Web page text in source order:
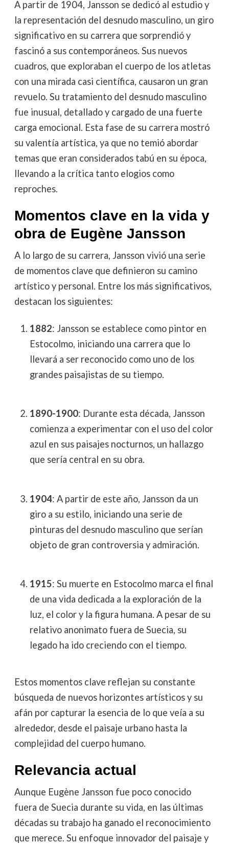
A partir de 1904, Jansson se dedicó al estudio y
la representación del desnudo masculino, un giro
significativo en su carrera que sorprendió y
fascinó a sus contemporáneos. Sus nuevos
cuadros, que exploraban el cuerpo de los atletas
con una mirada casi científica, causaron un gran
revuelo. Su tratamiento del desnudo masculino
fue inusual, detallado y cargado de una fuerte
carga emocional. Esta fase de su carrera mostró
su valentía artística, ya que no temió abordar
temas que eran considerados tabú en su época,
llevando a la crítica tanto elogios como
reproches.
Momentos clave en la vida y
obra de Eugène Jansson
A lo largo de su carrera, Jansson vivió una serie
de momentos clave que definieron su camino
artístico y personal. Entre los más significativos,
destacan los siguientes:
1882: Jansson se establece como pintor en
Estocolmo, iniciando una carrera que lo
llevará a ser reconocido como uno de los
grandes paisajistas de su tiempo.
1890-1900: Durante esta década, Jansson
comienza a experimentar con el uso del color
azul en sus paisajes nocturnos, un hallazgo
que sería central en su obra.
1904: A partir de este año, Jansson da un
giro a su estilo, iniciando una serie de
pinturas del desnudo masculino que serían
objeto de gran controversia y admiración.
1915: Su muerte en Estocolmo marca el final
de una vida dedicada a la exploración de la
luz, el color y la figura humana. A pesar de su
relativo anonimato fuera de Suecia, su
legado ha ido creciendo con el tiempo.
Estos momentos clave reflejan su constante
búsqueda de nuevos horizontes artísticos y su
afán por capturar la esencia de lo que veía a su
alrededor, desde el paisaje urbano hasta la
complejidad del cuerpo humano.
Relevancia actual
Aunque Eugène Jansson fue poco conocido
fuera de Suecia durante su vida, en las últimas
décadas su trabajo ha ganado el reconocimiento
que merece. Su enfoque innovador del paisaje y